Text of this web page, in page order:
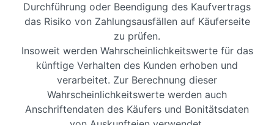
Durchführung oder Beendigung des Kaufvertrags
das Risiko von Zahlungsausfällen auf Käuferseite
zu prüfen.
Insoweit werden Wahrscheinlichkeitswerte für das
künftige Verhalten des Kunden erhoben und
verarbeitet. Zur Berechnung dieser
Wahrscheinlichkeitswerte werden auch
Anschriftendaten des Käufers und Bonitätsdaten